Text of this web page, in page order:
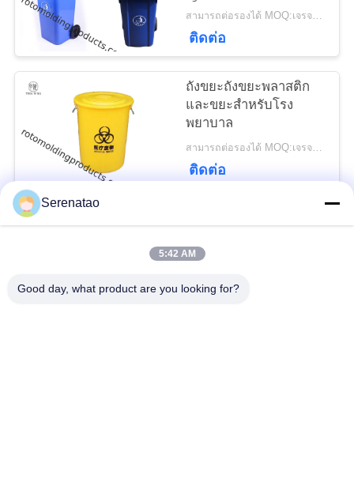
PRIVACY
POLICY
เป็นความลับ
สามารถต่อรองได้ MOQ:เจรจาต่อรอง
ติดต่อ
ถังขยะถังขยะพลาสติก
และขยะสำหรับโรง
พยาบาล
สามารถต่อรองได้ MOQ:เจรจาต่อรอง
ติดต่อ
หมวดหมู่ยอดนิยม
ผลิตภัณฑ์
รถบรรทุกตู้โพลี
Serenatao
5:42 AM
Good day, what product are you looking for?